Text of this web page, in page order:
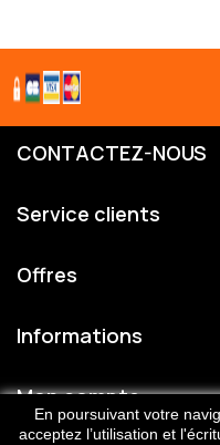
CONTACTEZ-NOUS
Service clients
Offres
Informations
Mon compte
En poursuivant votre
acceptez l’utilisation et